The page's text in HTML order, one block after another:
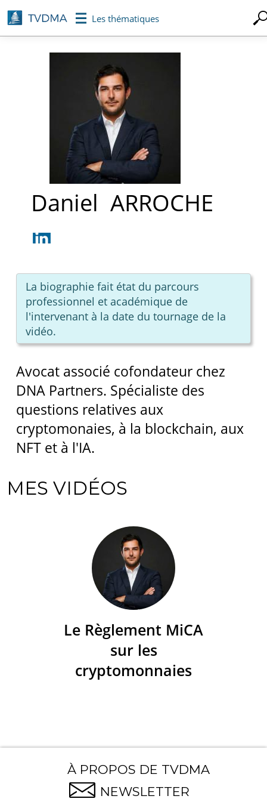
Aller
au
contenu
Les thématiques
DanielARROCHE
La biographie fait état du parcours
professionnel et académique de
l'intervenant à la date du tournage de la
vidéo.
Avocat associé cofondateur chez
DNA Partners. Spécialiste des
questions relatives aux
cryptomonaies, à la blockchain, aux
NFT et à l'IA.
MES VIDÉOS
Le Règlement MiCA
sur les
cryptomonnaies
À PROPOS DE TVDMA
NEWSLETTER